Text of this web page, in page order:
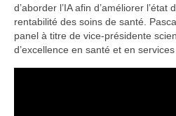
d’aborder l’IA afin d’améliorer
rentabilité des soins de santé.
panel à titre de vice-présidente
d’excellence en santé et en